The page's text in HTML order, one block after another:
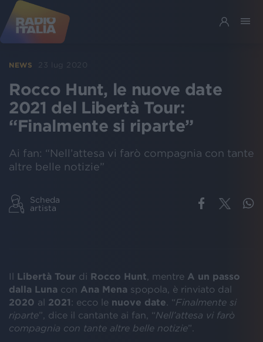
NEWS 23 lug 2020
Rocco Hunt, le nuove date
2021 del Libertà Tour:
“Finalmente si riparte”
Ai fan: “Nell’attesa vi farò compagnia con tante
altre belle notizie”
Scheda
artista
Il Libertà Tour di Rocco Hunt , mentre A un passo
dalla Luna con Ana Mena spopola, è rinviato dal
2020 al 2021: ecco le nuove date . “Finalmente si
riparte”, dice il cantante ai fan, “Nell’attesa vi farò
compagnia con tante altre belle notizie”.